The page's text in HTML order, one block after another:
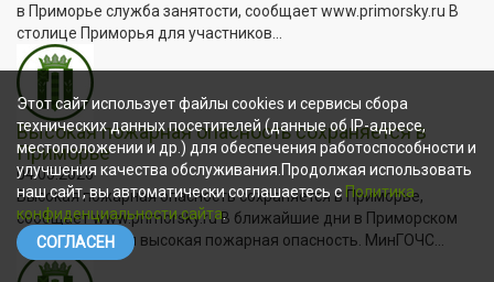
в Приморье служба занятости, сообщает www.primorsky.ru В
столице Приморья для участников...
Высокая пожарная опасность сохраняется в
Приморье
04.05.2026
Высокая пожарная опасность сохраняется в Приморье,
сообщает www.primorsky.ru В ближайшие дни в Приморском
крае сохранится высокая пожарная опасность. МинГОЧС...
Этот сайт использует файлы cookies и сервисы сбора
технических данных посетителей (данные об IP-адресе,
местоположении и др.) для обеспечения работоспособности и
улучшения качества обслуживания.Продолжая использовать
наш сайт, вы автоматически соглашаетесь с Политика
конфиденциальности сайта.
СОГЛАСЕН